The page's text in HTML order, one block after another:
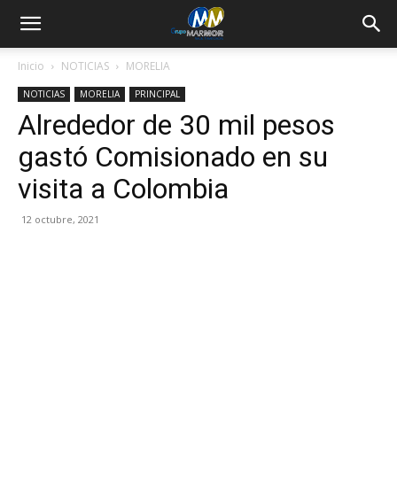
Inicio NOTICIAS MORELIA
NOTICIAS MORELIA PRINCIPAL
Alrededor de 30 mil pesos
gastó Comisionado en su
visita a Colombia
12 octubre, 2021